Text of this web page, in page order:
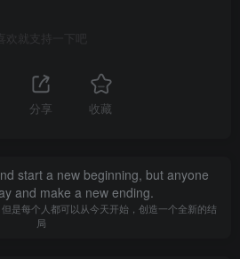
》是巨量宣发下的预期管理偏
话：悟空》则可以说是“天降大
》，我一直要求自己以一个尽量平
性的唯物主义视角告诉我应当遵循
喜欢就支持一下吧
分享 收藏
start a new beginning, but anyone
and make a new ending.
是每个人都可以从今天开始，创造一个全新的结
局